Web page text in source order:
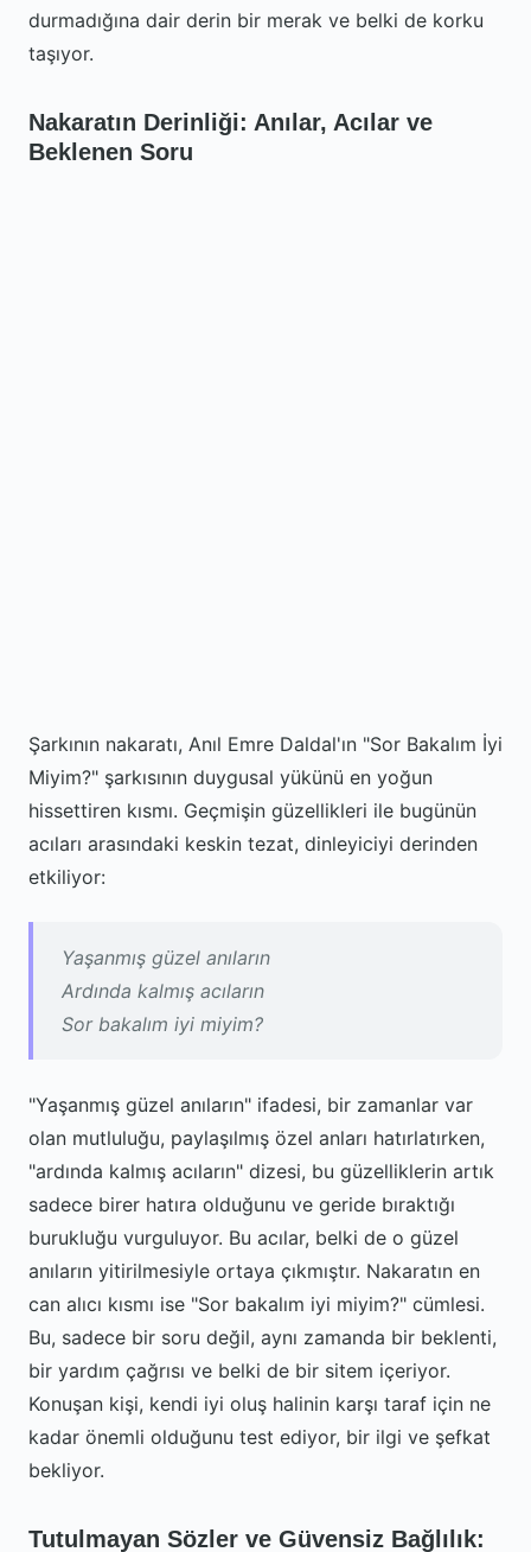
durmadığına dair derin bir merak ve belki de korku
taşıyor.
Nakaratın Derinliği: Anılar, Acılar ve
Beklenen Soru
Şarkının nakaratı, Anıl Emre Daldal'ın "Sor Bakalım İyi
Miyim?" şarkısının duygusal yükünü en yoğun
hissettiren kısmı. Geçmişin güzellikleri ile bugünün
acıları arasındaki keskin tezat, dinleyiciyi derinden
etkiliyor:
Yaşanmış güzel anıların
Ardında kalmış acıların
Sor bakalım iyi miyim?
"Yaşanmış güzel anıların" ifadesi, bir zamanlar var
olan mutluluğu, paylaşılmış özel anları hatırlatırken,
"ardında kalmış acıların" dizesi, bu güzelliklerin artık
sadece birer hatıra olduğunu ve geride bıraktığı
burukluğu vurguluyor. Bu acılar, belki de o güzel
anıların yitirilmesiyle ortaya çıkmıştır. Nakaratın en
can alıcı kısmı ise "Sor bakalım iyi miyim?" cümlesi.
Bu, sadece bir soru değil, aynı zamanda bir beklenti,
bir yardım çağrısı ve belki de bir sitem içeriyor.
Konuşan kişi, kendi iyi oluş halinin karşı taraf için ne
kadar önemli olduğunu test ediyor, bir ilgi ve şefkat
bekliyor.
Tutulmayan Sözler ve Güvensiz Bağlılık: